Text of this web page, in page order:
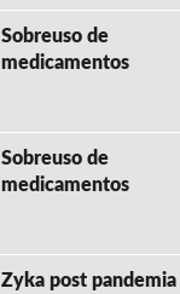
Sobreuso de
medicamentos
Sobreuso de
medicamentos
Zyka post pandemia